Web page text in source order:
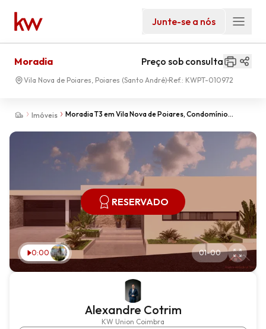
Junte-se a nós
Imóveis
Moradia T3 em Vila Nova de Poiares, Condomínio
Moradia Preço sob consulta
Vila Nova de Poiares, Poiares (Santo André) Ref.: KWPT-010972
RESERVADO
0:00 01-00
Alexandre Cotrim
KW Union Coimbra